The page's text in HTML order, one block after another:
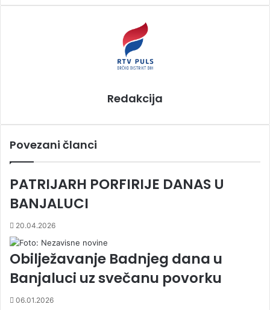
a
l
Redakcija
Povezani članci
PATRIJARH PORFIRIJE DANAS U
BANJALUCI
20.04.2026
Obilježavanje Badnjeg dana u
Banjaluci uz svečanu povorku
06.01.2026